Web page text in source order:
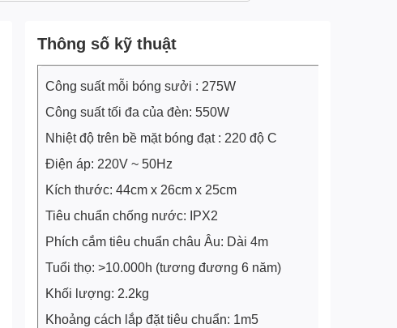
Thông số kỹ thuật
Công suất mỗi bóng sưởi : 275W
Công suất tối đa của đèn: 550W
Nhiệt độ trên bề mặt bóng đạt : 220 độ C
Điện áp: 220V ~ 50Hz
Kích thước: 44cm x 26cm x 25cm
Tiêu chuẩn chống nước: IPX2
Phích cắm tiêu chuẩn châu Âu: Dài 4m
Tuổi thọ: >10.000h (tương đương 6 năm)
Khối lượng: 2.2kg
Khoảng cách lắp đặt tiêu chuẩn: 1m5